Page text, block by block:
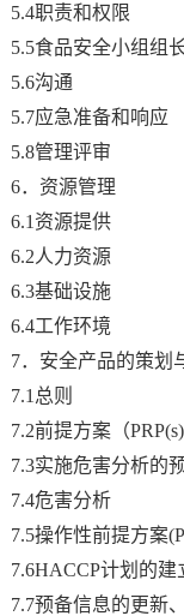
5.4职责和权限
5.5食品安全小组组
5.6沟通
5.7应急准备和响应
5.8管理评审
6．资源管理
6.1资源提供
6.2人力资源
6.3基础设施
6.4工作环境
7．安全产品的策划
7.1总则
7.2前提方案（PRP(s)
7.3实施危害分析的
7.4危害分析
7.5操作性前提方案
7.6HACCP计划的建
7.7预备信息的更新